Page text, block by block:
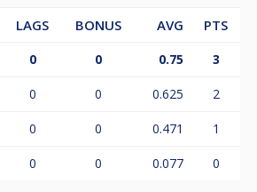
LAGS BONUS AVG
PTS
0 0 0.75 3
0 0 0.625 2
0 0 0.471 1
0 0 0.077 0